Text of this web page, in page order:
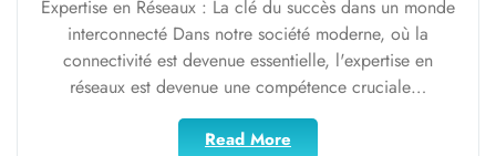
Expertise en Réseaux : La clé du succès dans un monde
interconnecté Dans notre société moderne, où la
connectivité est devenue essentielle, l'expertise en
réseaux est devenue une compétence cruciale…
Read More